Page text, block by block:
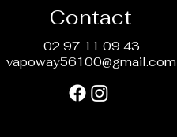
Contact
02 97 11 09 43
vapoway56100@gmail.com